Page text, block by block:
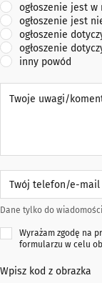
ogłoszenie jest
ogłoszenie jest
ogłoszenie
ogłoszenie
inny powód
Dane tylko do
Wyrażam zgodę na
formularzu w celu
Wpisz kod z obrazka